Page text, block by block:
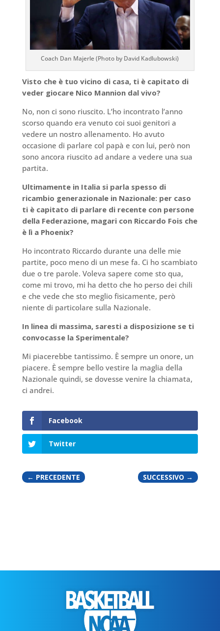
Coach Dan Majerle (Photo by David Kadlubowski)
Visto che è tuo vicino di casa, ti è capitato di
veder giocare Nico Mannion dal vivo?
No, non ci sono riuscito. L’ho incontrato l’anno
scorso quando era venuto coi suoi genitori a
vedere un nostro allenamento. Ho avuto
occasione di parlare col papà e con lui, però non
sono ancora riuscito ad andare a vedere una sua
partita.
Ultimamente in Italia si parla spesso di
ricambio generazionale in Nazionale: per caso
ti è capitato di parlare di recente con persone
della Federazione, magari con Riccardo Fois che
è lì a Phoenix?
Ho incontrato Riccardo durante una delle mie
partite, poco meno di un mese fa. Ci ho scambiato
due o tre parole. Voleva sapere come sto qua,
come mi trovo, mi ha detto che ho perso dei chili
e che vede che sto meglio fisicamente, però
niente di particolare sulla Nazionale.
In linea di massima, saresti a disposizione se ti
convocasse la Sperimentale?
Mi piacerebbe tantissimo. È sempre un onore, un
piacere. È sempre bello vestire la maglia della
Nazionale quindi, se dovesse venire la chiamata,
ci andrei.
Facebook
Twitter
← PRECEDENTE SUCCESSIVO →